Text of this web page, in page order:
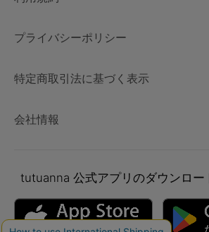
プライバシーポリシー
特定商取引法に基づく表示
会社情報
tutuanna 公式アプリのダウンロー